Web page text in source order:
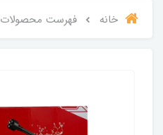
خانه فهرست محصولات